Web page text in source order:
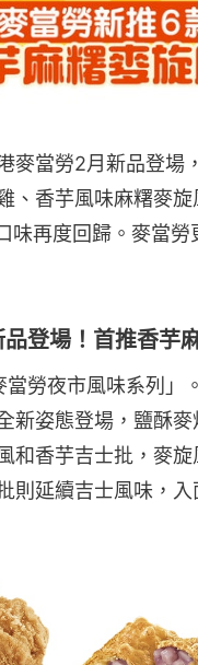
麥當勞2月新品登
、香芋風味麻糬麥
味再度回歸。麥當
登場！首推香芋
勞夜市風味系列」
新姿態登場，鹽酥
和香芋吉士批，麥
則延續吉士風味，